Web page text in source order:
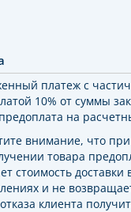
платеж с
10% от суммы
на
внимание, что
товара
стоимость доставки
и не
клиента